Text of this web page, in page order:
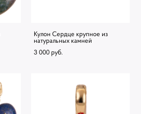
Кулон Сердце крупное из
натуральных камней
3 000 pуб.